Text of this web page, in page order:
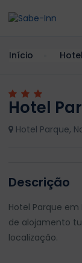
Início Hotel
Hotel
Hotel Parque,
Descrição
Hotel Parque
de alojamento
localização.